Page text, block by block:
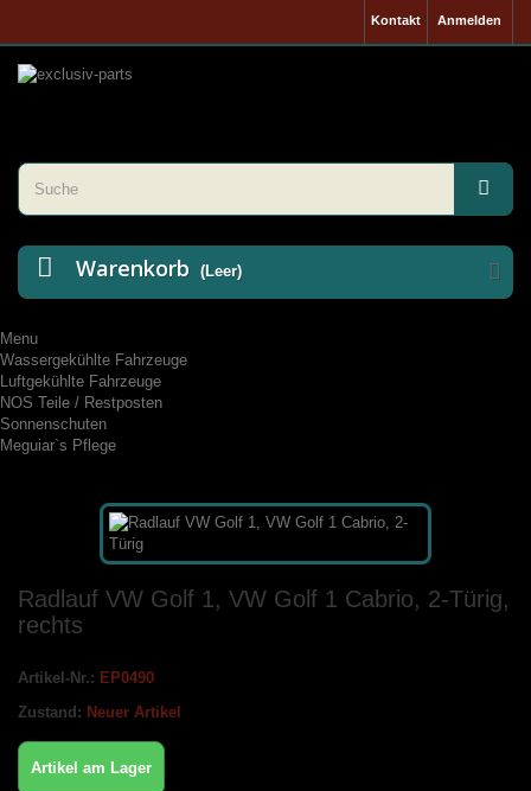
Anmelden
Kontakt
Warenkorb (Leer)
Menu
Wassergekühlte Fahrzeuge
Luftgekühlte Fahrzeuge
NOS Teile / Restposten
Sonnenschuten
Meguiar`s Pflege
Radlauf VW Golf 1, VW Golf 1 Cabrio, 2-Türig,
rechts
Artikel-Nr.: EP0490
Zustand: Neuer Artikel
Artikel am Lager